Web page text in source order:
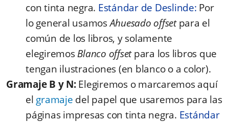
con tinta negra. Estándar de Deslinde: Por
lo general usamosAhuesado offsetpara el
común de los libros, y solamente
elegiremosBlanco offsetpara los libros que
tengan ilustraciones (en blanco o a color).
Gramaje B y N:Elegiremos o marcaremos aquí
el gramaje del papel que usaremos para las
páginas impresas con tinta negra. Estándar